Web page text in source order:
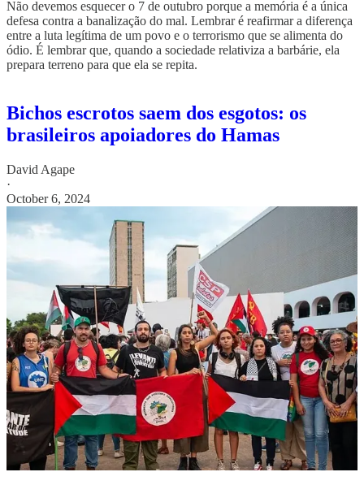
Não devemos esquecer o 7 de outubro porque a memória é a única
defesa contra a banalização do mal. Lembrar é reafirmar a diferença
entre a luta legítima de um povo e o terrorismo que se alimenta do
ódio. É lembrar que, quando a sociedade relativiza a barbárie, ela
prepara terreno para que ela se repita.
Bichos escrotos saem dos esgotos: os
brasileiros apoiadores do Hamas
David Agape
·
October 6, 2024